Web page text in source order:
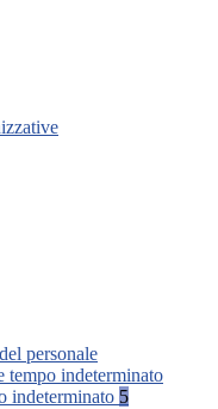
personale
tempo indeterminato
indeterminato 5